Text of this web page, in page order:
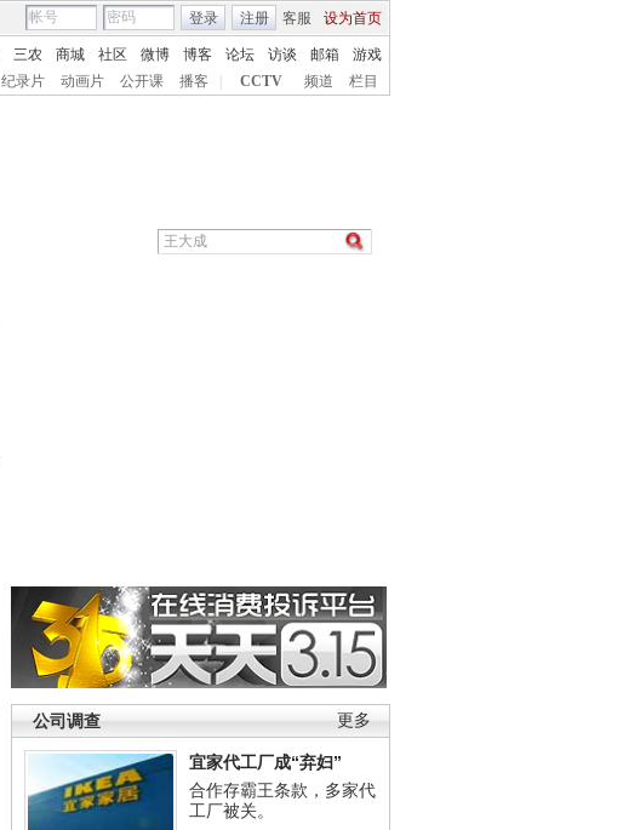
客服 设为首页
登录 注册
三农 商城 社区 微博 博客 论坛 访谈 邮箱
游戏
纪录片 动画片 公开课 播客 CCTV 频道 栏目
更多
公司调查
宜家代工厂成“弃妇”
合作存霸王条款，多家代
工厂被关。